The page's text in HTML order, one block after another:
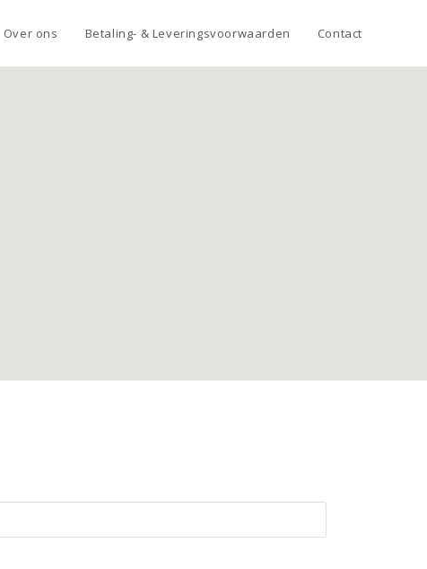
Over ons Betaling- & Leveringsvoorwaarden Contact